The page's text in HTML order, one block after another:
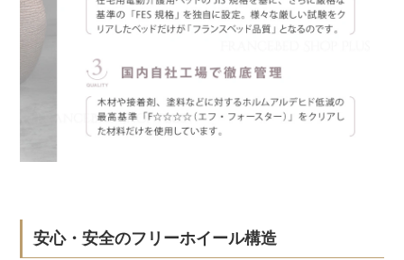
安心・安全のフリーホイール構造